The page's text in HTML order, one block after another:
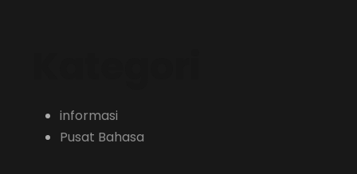
informasi
Pusat Bahasa